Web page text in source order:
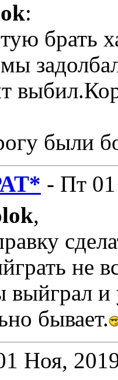
:
брать
были
- Пт
,
не
выйграл
бывает.
Ноя,